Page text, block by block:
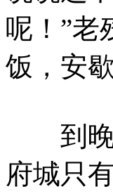
呢！”老
饭，安
到晚
府城只